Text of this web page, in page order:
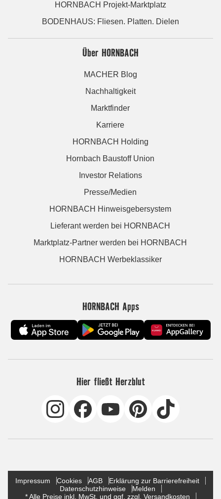
HORNBACH Projekt-Marktplatz
BODENHAUS: Fliesen. Platten. Dielen
Über HORNBACH
MACHER Blog
Nachhaltigkeit
Marktfinder
Karriere
HORNBACH Holding
Hornbach Baustoff Union
Investor Relations
Presse/Medien
HORNBACH Hinweisgebersystem
Lieferant werden bei HORNBACH
Marktplatz-Partner werden bei HORNBACH
HORNBACH Werbeklassiker
HORNBACH Apps
Hier fließt Herzblut
Impressum Cookies AGB
Erklärung zur Barrierefreiheit
Datenschutzhinweise
Melden
* Alle Preise inkl. MwSt. und ggf. zzgl. Versandkosten